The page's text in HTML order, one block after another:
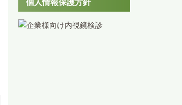
個人情報保護方針